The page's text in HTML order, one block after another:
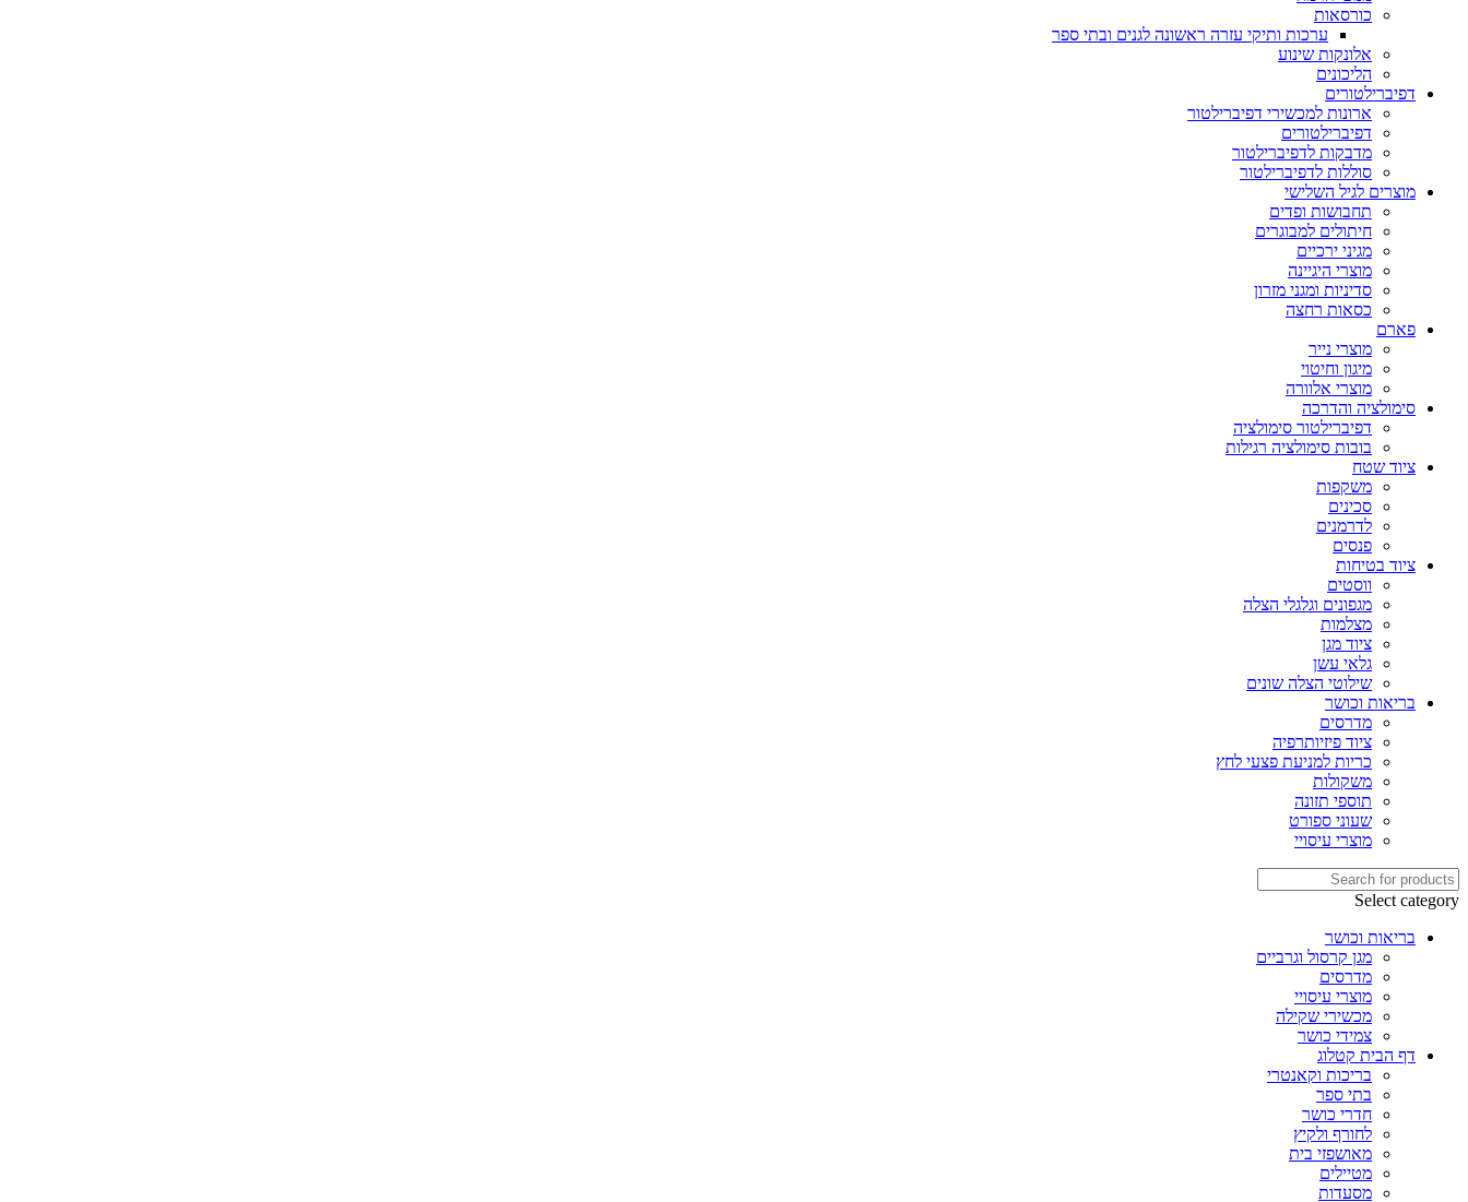
כורסאות
ערכות ותיקי עזרה ראשונה לגנים ובתי ספר
אלונקות שינוע
הליכונים
דפיברילטורים
ארונות למכשירי דפיברילטור
דפיברילטורים
מדבקות לדפיברילטור
סוללות לדפיברילטור
מוצרים לגיל השלישי
תחבושות ופדים
חיתולים למבוגרים
מגיני ירכיים
מוצרי היגיינה
סדיניות ומגני מזרון
כסאות רחצה
פארם
מוצרי נייר
מיגון וחיטוי
מוצרי אלוורה
סימולציה והדרכה
דפיברילטור סימולציה
בובות סימולציה רגילות
ציוד שטח
משקפות
סכינים
לדרמנים
פנסים
ציוד בטיחות
ווסטים
מגפונים וגלגלי הצלה
מצלמות
ציוד מגן
גלאי עשן
שילוטי הצלה שונים
בריאות וכושר
מדרסים
ציוד פיזיותרפיה
כריות למניעת פצעי לחץ
משקולות
תוספי תזונה
שעוני ספורט
מוצרי עיסויי
Select category
בריאות וכושר
מגן קרסול וגרביים
מדרסים
מוצרי עיסויי
מכשירי שקילה
צמידי כושר
דף הבית קטלוג
בריכות וקאנטרי
בתי ספר
חדרי כושר
לחורף ולקיץ
מאושפזי בית
מטיילים
מסעדות